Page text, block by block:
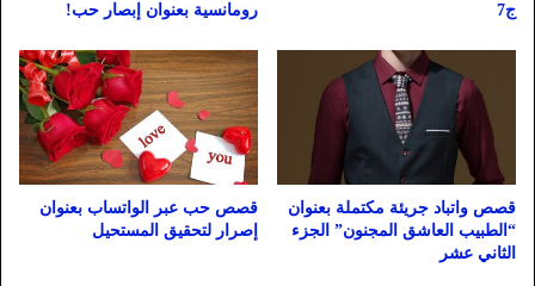
ج7
رومانسية بعنوان إبصار حب!
قصص واتباد جريئة مكتملة بعنوان
“الطبيب العاشق المجنون” الجزء
الثاني عشر
قصص حب عبر الواتساب بعنوان
إصرار لتحقيق المستحيل